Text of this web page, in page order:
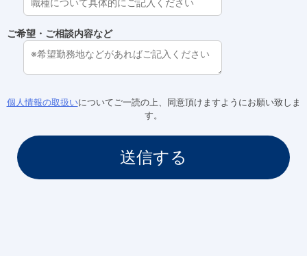
ご希望・ご相談内容など
個人情報の取扱いについてご一読の上、同意頂けますようにお願い致しま
す。